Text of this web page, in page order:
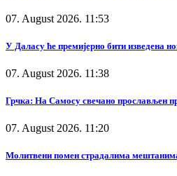
07. August 2026. 11:53
У Даласу ће премијерно бити изведена
07. August 2026. 11:38
Грчка: На Самосу свечано прослављен
07. August 2026. 11:20
Молитвени помен страдалима